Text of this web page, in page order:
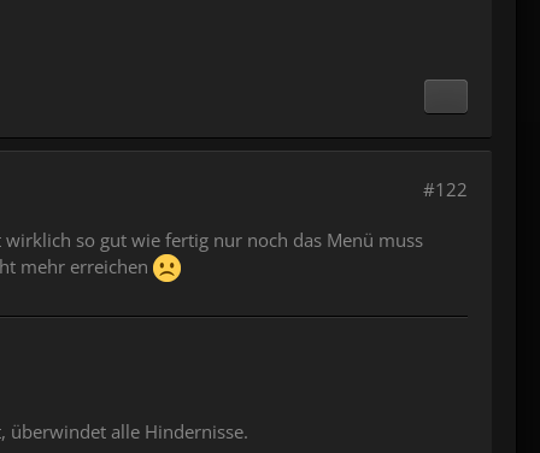
#122
wirklich so gut wie fertig nur noch das Menü muss
mehr erreichen
überwindet alle Hindernisse.